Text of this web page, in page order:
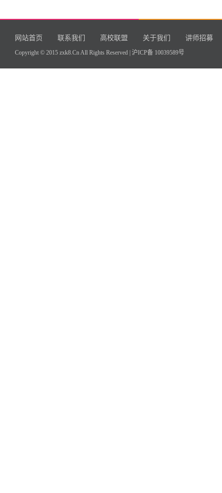
网站首页 联系我们 高校联盟 关于我们 讲师招募
Copyright © 2015 zxk8.Cn All Rights Reserved | 沪ICP备 10039589号